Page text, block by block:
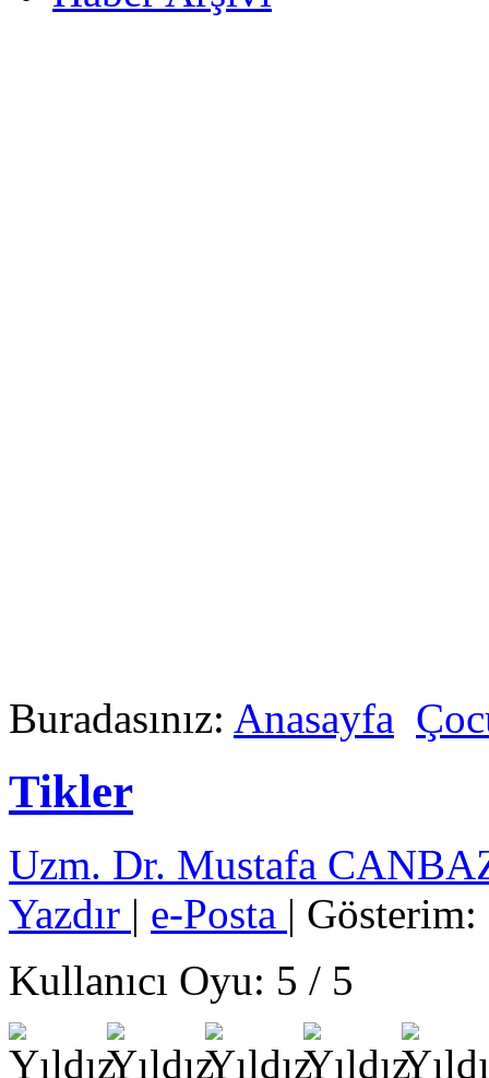
Buradasınız: Anasayfa
Tikler
Uzm. Dr. Mustafa
Yazdır | e-Posta |
Kullanıcı Oyu: 5 / 5